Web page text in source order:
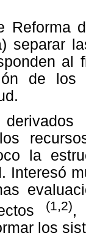
Reforma
separar
al
de
la
Interesó
(1,2),
los